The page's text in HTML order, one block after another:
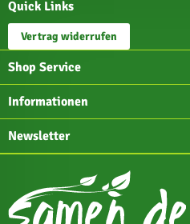
Quick Links
Vertrag widerrufen
Shop Service
Informationen
Newsletter